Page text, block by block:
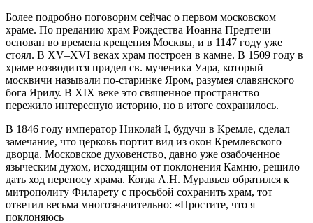
Более подробно поговорим сейчас о первом московском
храме. По преданию храм Рождества Иоанна Предтечи
основан во времена крещения Москвы, и в 1147 году уже
стоял. В XV–XVI веках храм построен в камне. В 1509 году в
храме возводится придел св. мученика Уара, который
москвичи называли по-старинке Яром, разумея славянского
бога Ярилу. В XIX веке это священное пространство
пережило интересную историю, но в итоге сохранилось.
В 1846 году император Николай I, будучи в Кремле, сделал
замечание, что церковь портит вид из окон Кремлевского
дворца. Московское духовенство, давно уже озабоченное
языческим духом, исходящим от поклонения Камню, решило
дать ход переносу храма. Когда А.Н. Муравьев обратился к
митрополиту Филарету с просьбой сохранить храм, тот
ответил весьма многозначительно: «Простите, что я
поклоняюсь